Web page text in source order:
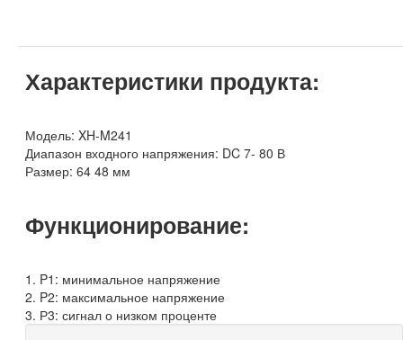
Характеристики продукта:
Модель: XH-M241
Диапазон входного напряжения: DC 7- 80 В
Размер: 64 48 мм
Функционирование:
1. P1: минимальное напряжение
2. P2: максимальное напряжение
3. Р3: сигнал о низком проценте